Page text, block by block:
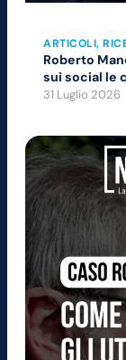
ARTICOLI,
Roberto
sui social le
31 Luglio 2026